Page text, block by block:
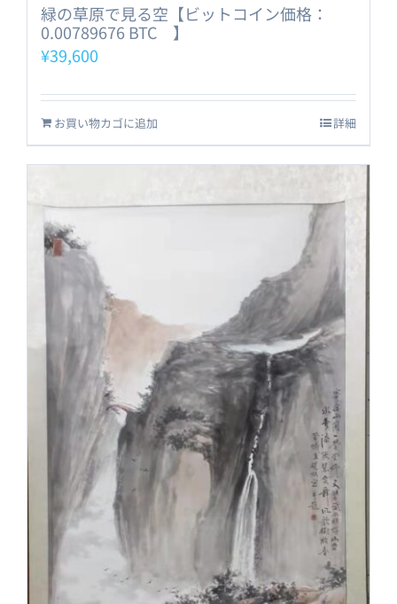
緑の草原で見る空【ビットコイン価格：
0.00789676 BTC 】
¥39,600
お買い物カゴに追加 詳細